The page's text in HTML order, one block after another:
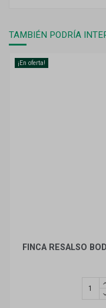
TAMBIÉN PODRÍA
¡En oferta!
FINCA RESALSO